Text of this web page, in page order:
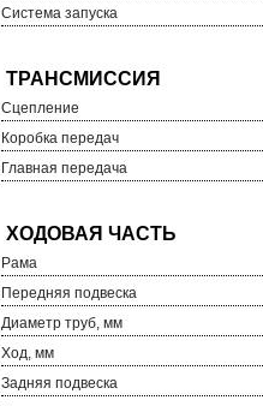
Система запуска
Сцепление
Коробка передач
Главная передача
Рама
Передняя подвеска
Диаметр труб, мм
Ход, мм
Задняя подвеска